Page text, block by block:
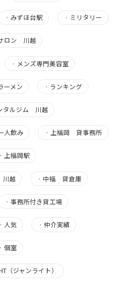
・ みずほ台駅 ・ ミリタリー
ロン 川越
・ メンズ専門美容室
ーメン ・ ランキング
タルジム 川越
人飲み ・上福岡 貸事務所
・上福岡駅
川越 ・中福 貸倉庫
・ 事務所付き貸工場
・ 人気 ・仲介実績
・個室
（ジャンライト）